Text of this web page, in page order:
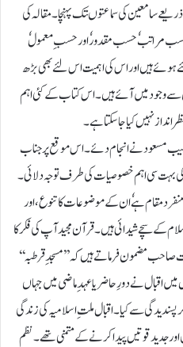
سامعین کی سماعتوںتک پہنچا ۔مقالہ کی
حسب مراتب ٗ حسب مقدورٗ اور حسب ِ معمولٗ
ہوئے ہیں اوراس کی اہمیت اس لئے بھی بڑھ
وجود میں آئے ہیں۔اس کتاب کے کئی اہم
نہیں کیاجاسکتاہے۔
مسعودنے انجام دئے۔ اس موقع پر جناب
بہت سی اہم خصوصیات کی طرف توجہ دلائی۔
منفرد مقام ہے ٗ ان کےموضوعات کا تنوع ،اور
کے سچے شیدائی ہیں ۔قرآن مجید آپ کی فکرکا
صاحب مضمون فرماتے ہیں کہ ’’مسجدِ قرطبہ‘‘
اقبال نے دورِ حاضر یا عہدِ ماضی میں جہاں
سے کیا۔ اقبال ملتِ اسلامیہ کی زندگی
جدید قوتیں پیدا کرنے کے متمنی تھے۔ نظم